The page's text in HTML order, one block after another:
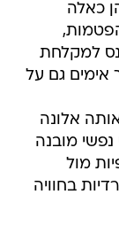
כאלה
למקלחת
גם על
אלונה
מובנה
מול
בחוויה